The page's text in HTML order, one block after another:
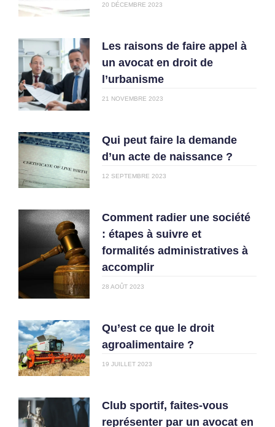
20 DÉCEMBRE 2023
Les raisons de faire appel à
un avocat en droit de
l’urbanisme
21 NOVEMBRE 2023
Qui peut faire la demande
d’un acte de naissance ?
12 SEPTEMBRE 2023
Comment radier une société
: étapes à suivre et
formalités administratives à
accomplir
28 AOÛT 2023
Qu’est ce que le droit
agroalimentaire ?
19 JUILLET 2023
Club sportif, faites-vous
représenter par un avocat en